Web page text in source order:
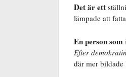
Det är ett
lämpade att
En person som
Efter demokratin
där mer bildade